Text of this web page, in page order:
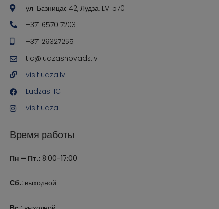
ул. Базницас 42, Лудза, LV-5701
+371 6570 7203
+371 29327265
tic@ludzasnovads.lv
visitludza.lv
LudzasTIC
visitludza
Время работы
Пн — Пт.: 8:00-17:00
Сб.: выходной